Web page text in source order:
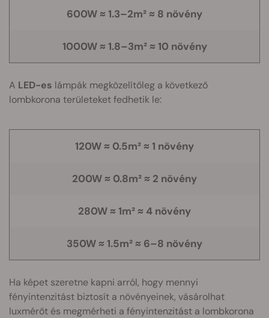
600W ≈ 1.3–2m² ≈ 8 növény
1000W ≈ 1.8–3m² ≈ 10 növény
A LED-es lámpák megközelítőleg a következő
lombkorona területeket fedhetik le:
120W ≈ 0.5m² ≈ 1 növény
200W ≈ 0.8m² ≈ 2 növény
280W ≈ 1m² ≈ 4 növény
350W ≈ 1.5m² ≈ 6–8 növény
Ha képet szeretne kapni arról, hogy mennyi
fényintenzitást biztosít a növényeinek, vásárolhat
luxmérőt és megmérheti a fényintenzitást a lombkorona